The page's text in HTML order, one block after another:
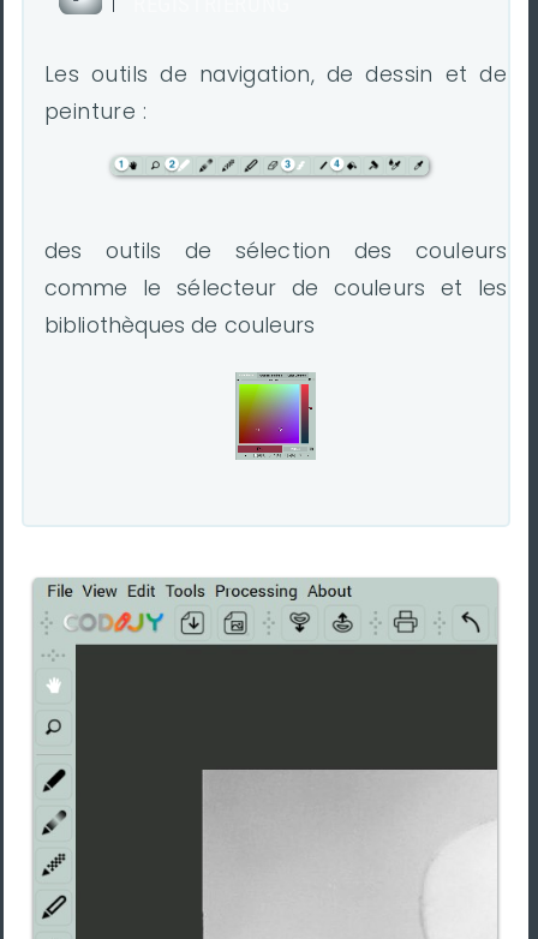
Les outils de navigation, de dessin et de
peinture :
des outils de sélection des couleurs
comme le sélecteur de couleurs et les
bibliothèques de couleurs